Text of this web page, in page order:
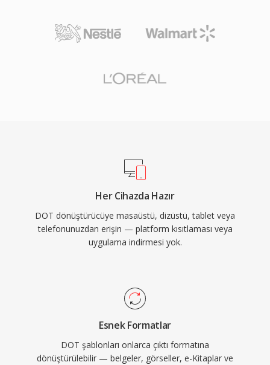
Her Cihazda Hazır
DOT dönüştürücüye masaüstü, dizüstü, tablet veya
telefonunuzdan erişin — platform kısıtlaması veya
uygulama indirmesi yok.
Esnek Formatlar
DOT şablonları onlarca çıktı formatına
dönüştürülebilir — belgeler, görseller, e-Kitaplar ve